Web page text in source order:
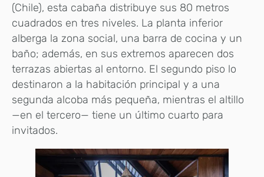
(Chile), esta cabaña distribuye sus 80 metros
cuadrados en tres niveles. La planta inferior
alberga la zona social, una barra de cocina y un
baño; además, en sus extremos aparecen dos
terrazas abiertas al entorno. El segundo piso lo
destinaron a la habitación principal y a una
segunda alcoba más pequeña, mientras el altillo
—en el tercero— tiene un último cuarto para
invitados.